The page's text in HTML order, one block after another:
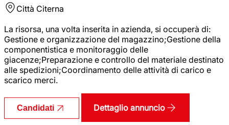
Città Citerna
La risorsa, una volta inserita in azienda, si occuperà di:
Gestione e organizzazione del magazzino;Gestione della
componentistica e monitoraggio delle
giacenze;Preparazione e controllo del materiale destinato
alle spedizioni;Coordinamento delle attività di carico e
scarico merci.
Candidati Dettaglio annuncio